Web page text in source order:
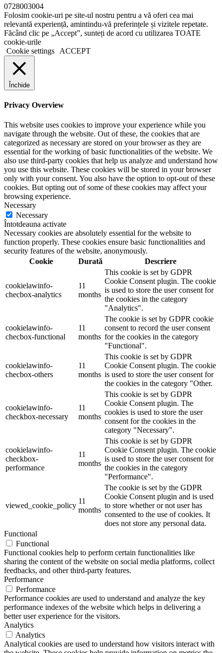
0728003004
Folosim cookie-uri pe site-ul nostru pentru a vă oferi cea mai
relevantă experiență, amintindu-vă preferințele și vizitele repetate.
Făcând clic pe „Accept”, sunteți de acord cu utilizarea TOATE
cookie-urile
Cookie settings
ACCEPT
Închide
Privacy Overview
This website uses cookies to improve your experience while you
navigate through the website. Out of these, the cookies that are
categorized as necessary are stored on your browser as they are
essential for the working of basic functionalities of the website. We
also use third-party cookies that help us analyze and understand how
you use this website. These cookies will be stored in your browser
only with your consent. You also have the option to opt-out of these
cookies. But opting out of some of these cookies may affect your
browsing experience.
Necessary
Necessary
Întotdeauna activate
Necessary cookies are absolutely essential for the website to
function properly. These cookies ensure basic functionalities and
security features of the website, anonymously.
Cookie
Durată Descriere
cookielawinfo-
checbox-analytics
11
months
This cookie is set by GDPR
Cookie Consent plugin. The cookie
is used to store the user consent for
the cookies in the category
"Analytics".
cookielawinfo-
checbox-functional
11
months
The cookie is set by GDPR cookie
consent to record the user consent
for the cookies in the category
"Functional".
cookielawinfo-
checbox-others
11
months
This cookie is set by GDPR
Cookie Consent plugin. The cookie
is used to store the user consent for
the cookies in the category "Other.
cookielawinfo-
checkbox-necessary
11
months
This cookie is set by GDPR
Cookie Consent plugin. The
cookies is used to store the user
consent for the cookies in the
category "Necessary".
cookielawinfo-
checkbox-
performance
11
months
This cookie is set by GDPR
Cookie Consent plugin. The cookie
is used to store the user consent for
the cookies in the category
"Performance".
viewed_cookie_policy
11
months
The cookie is set by the GDPR
Cookie Consent plugin and is used
to store whether or not user has
consented to the use of cookies. It
does not store any personal data.
Functional
Functional
Functional cookies help to perform certain functionalities like
sharing the content of the website on social media platforms, collect
feedbacks, and other third-party features.
Performance
Performance
Performance cookies are used to understand and analyze the key
performance indexes of the website which helps in delivering a
better user experience for the visitors.
Analytics
Analytics
Analytical cookies are used to understand how visitors interact with